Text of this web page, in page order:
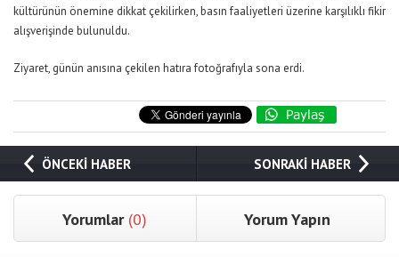
kültürünün önemine dikkat çekilirken, basın faaliyetleri üzerine karşılıklı fikir
alışverişinde bulunuldu.
Ziyaret, günün anısına çekilen hatıra fotoğrafıyla sona erdi.
ÖNCEKİ HABER SONRAKİ HABER
Yorumlar (0) Yorum Yapın